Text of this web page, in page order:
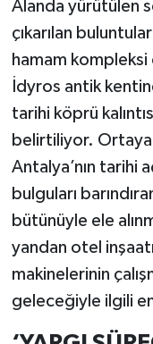
Alanda yürütülen
çıkarılan
hamam kompleksi
İdyros antik
tarihi köprü
belirtiliyor. Ortaya
Antalya’nın tarihi
bulguları
bütünüyle ele
yandan otel
makinelerinin
geleceğiyle ilgili